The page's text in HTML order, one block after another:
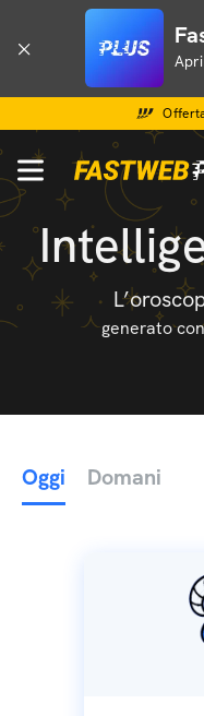
generato
Oggi Domani